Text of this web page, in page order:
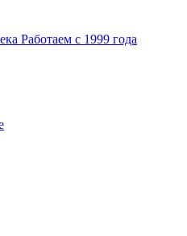
Работаем с 1999 года